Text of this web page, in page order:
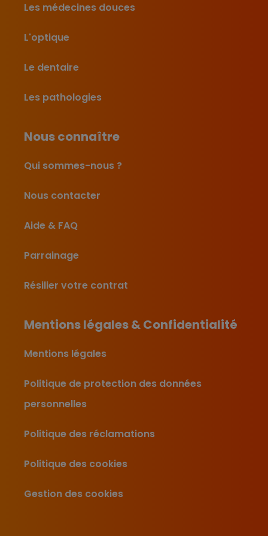
Les médecines douces
L'optique
Le dentaire
Les pathologies
Nous connaître
Qui sommes-nous ?
Nous contacter
Aide & FAQ
Parrainage
Résilier votre contrat
Mentions légales & Confidentialité
Mentions légales
Politique de protection des données
personnelles
Politique des réclamations
Politique des cookies
Gestion des cookies